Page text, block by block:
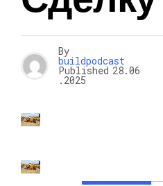
By
buildpodcast
Published 28.06
.2025